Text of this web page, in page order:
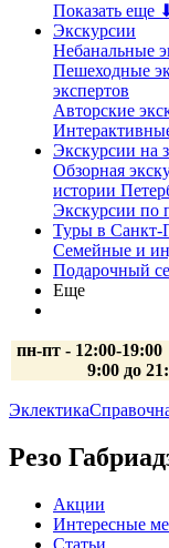
Показать еще
Экскурсии
Небанальные
Пешеходные
экспертов
Авторские
Экскурсии на
Обзорная
истории
Экскурсии по
Туры в Санкт-
Семейные и
Подарочный
Еще
пн-пт - 12:00-19:00
9:00 до
Эклектика
Резо
Акции
Интересные
Статьи